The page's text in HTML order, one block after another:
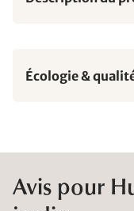
Écologie &
Avis pour